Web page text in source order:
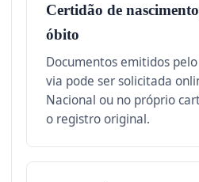
Certidão de
óbito
Documentos emitidos
via pode ser solicitada
Nacional ou no próprio
o registro original.